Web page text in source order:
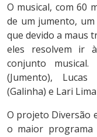
O musical, com 60
de um jumento,
que devido a maus
eles resolvem ir
conjunto
(Jumento),
(Galinha) e Lari
O projeto Diversão
o maior programa